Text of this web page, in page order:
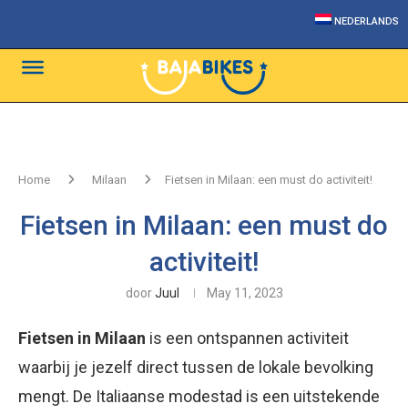
NEDERLANDS
Home Milaan Fietsen in Milaan: een must do activiteit!
Fietsen in Milaan: een must do
activiteit!
doorJuul May 11, 2023
Fietsen in Milaan is een ontspannen activiteit
waarbij je jezelf direct tussen de lokale bevolking
mengt. De Italiaanse modestad is een uitstekende